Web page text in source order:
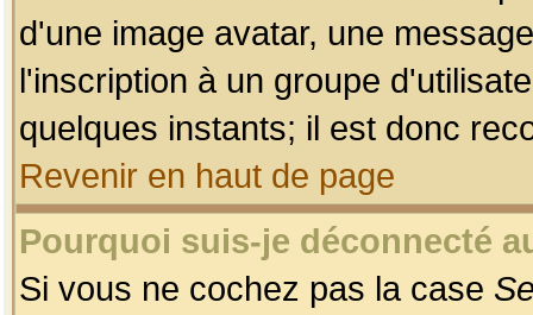
d'une image avatar, une
l'inscription à un groupe
quelques instants; il est donc
Revenir en haut de page
Pourquoi suis-je déconnecté
Si vous ne cochez pas la case